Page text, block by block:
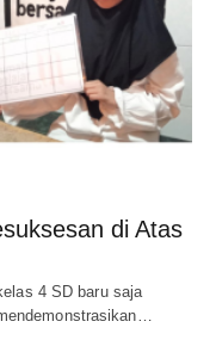
di Atas
4 SD baru saja